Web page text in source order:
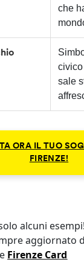
che
sale
ORA IL TUO
FIRENZE!
alcuni esempi!
aggiornato
Firenze Card